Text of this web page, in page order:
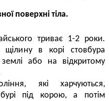
поверхні тіла.
триває 1-2 роки.
щілину в корі стовбура
або на відкритому
які харчуються,
під корою, а потім